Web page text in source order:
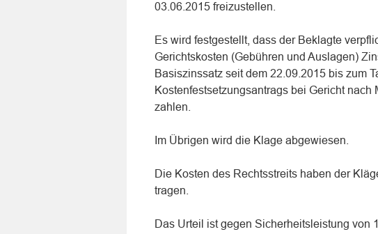
03.06.2015 freizustellen.
Es wird festgestellt, dass der Beklagte
Gerichtskosten (Gebühren und Auslagen)
Basiszinssatz seit dem 22.09.2015 bis zum
Kostenfestsetzungsantrags bei Gericht
zahlen.
Im Übrigen wird die Klage abgewiesen.
Die Kosten des Rechtsstreits haben der
tragen.
Das Urteil ist gegen Sicherheitsleistung von